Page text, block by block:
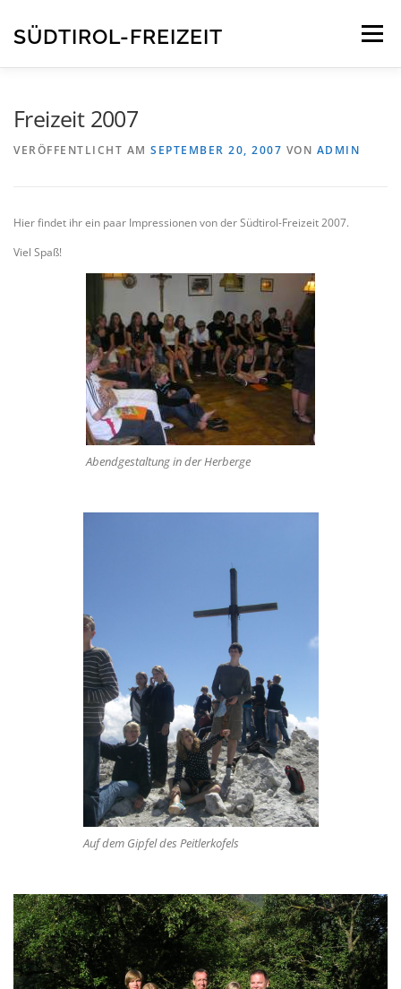
InhaltSÜDTIROL-FREIZEIT Menü
Freizeit 2007
VERÖFFENTLICHT AM SEPTEMBER 20, 2007 VON ADMIN
Hier findet ihr ein paar Impressionen von der Südtirol-Freizeit 2007.
Viel Spaß!
Abendgestaltung in der Herberge
Auf dem Gipfel des Peitlerkofels